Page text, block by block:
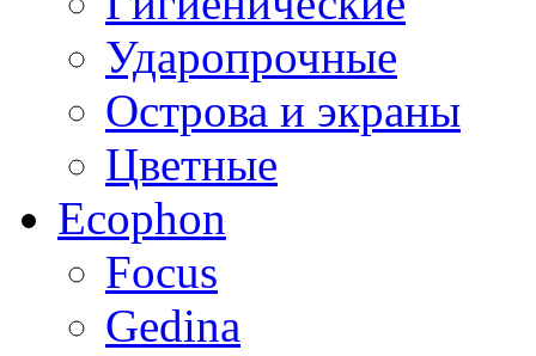
Ударопрочные
Острова и экраны
Цветные
Ecophon
Focus
Gedina